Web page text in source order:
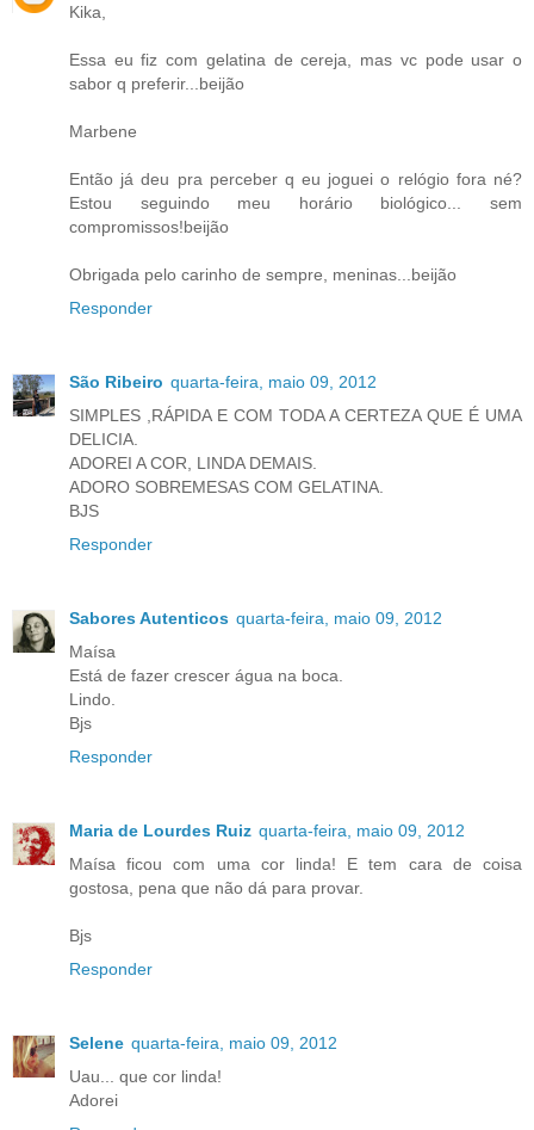
Kika,
Essa eu fiz com gelatina de cereja, mas vc pode usar o
sabor q preferir...beijão
Marbene
Então já deu pra perceber q eu joguei o relógio fora né?
Estou seguindo meu horário biológico... sem
compromissos!beijão
Obrigada pelo carinho de sempre, meninas...beijão
Responder
São Ribeiro quarta-feira, maio 09, 2012
SIMPLES ,RÁPIDA E COM TODA A CERTEZA QUE É UMA
DELICIA.
ADOREI A COR, LINDA DEMAIS.
ADORO SOBREMESAS COM GELATINA.
BJS
Responder
Sabores Autenticos quarta-feira, maio 09, 2012
Maísa
Está de fazer crescer água na boca.
Lindo.
Bjs
Responder
Maria de Lourdes Ruiz quarta-feira, maio 09, 2012
Maísa ficou com uma cor linda! E tem cara de coisa
gostosa, pena que não dá para provar.
Bjs
Responder
Selene quarta-feira, maio 09, 2012
Uau... que cor linda!
Adorei